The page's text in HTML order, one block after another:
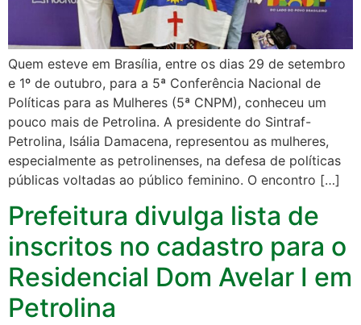
Quem esteve em Brasília, entre os dias 29 de setembro
e 1º de outubro, para a 5ª Conferência Nacional de
Políticas para as Mulheres (5ª CNPM), conheceu um
pouco mais de Petrolina. A presidente do Sintraf-
Petrolina, Isália Damacena, representou as mulheres,
especialmente as petrolinenses, na defesa de políticas
públicas voltadas ao público feminino. O encontro […]
Prefeitura divulga lista de
inscritos no cadastro para o
Residencial Dom Avelar I em
Petrolina